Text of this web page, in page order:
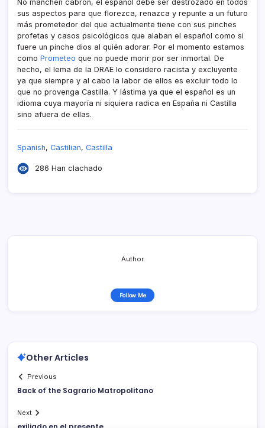
No manchen cabrón, el español debe ser destrozado en todos
sus aspectos para que florezca, renazca y repunte a un futuro
más prometedor del que actualmente tiene con sus pinches
profetas y casos psicológicos que alaban el español como si
fuere un pinche dios al quién adorar. Por el momento estamos
como Prometeo que no puede morir por ser inmortal. De
hecho, el lema de la DRAE lo considero racista y excluyente
ya que siempre y al cabo la labor de ellos es excluir todo lo
que no provenga Castilla. Y lástima ya que el español es un
idioma cuya mayorí­a ni siquiera radica en España ni Castilla
sino afuera de ellas.
Spanish, Castilian, Castilla
286 Han clachado
Author
Follow Me
Other Articles
Previous
Back of the Sagrario Matropolitano
Next